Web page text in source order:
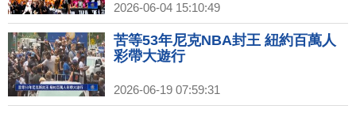
2026-06-04 15:10:49
苦等53年尼克NBA封王 紐約百萬人
彩帶大遊行
2026-06-19 07:59:31